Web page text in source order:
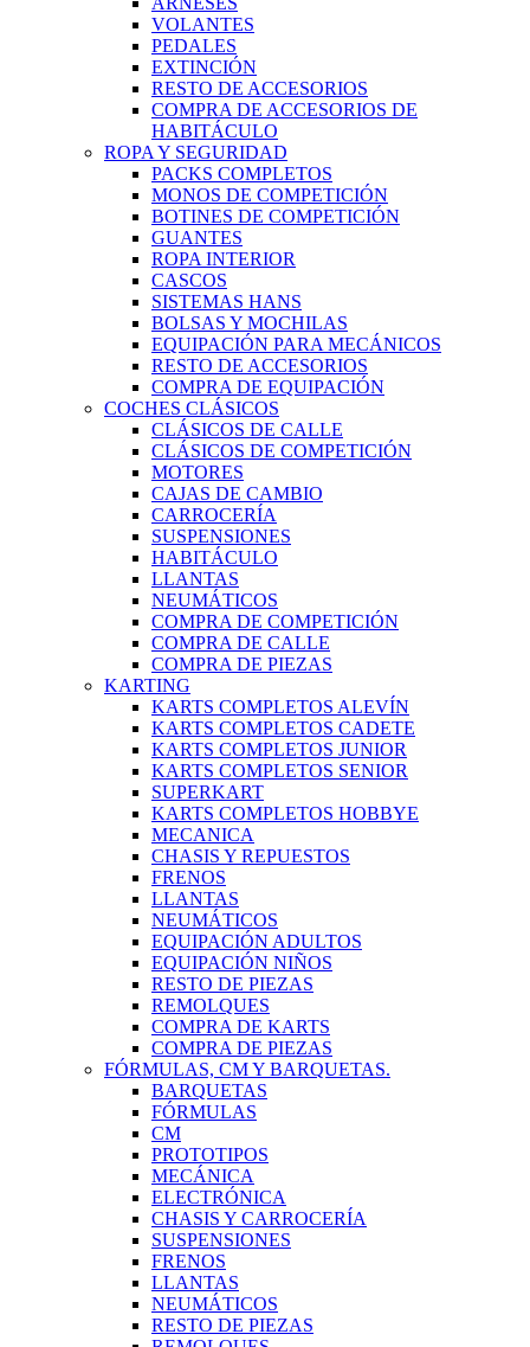
VOLANTES
PEDALES
EXTINCIÓN
RESTO DE ACCESORIOS
COMPRA DE ACCESORIOS DE
HABITÁCULO
ROPA Y SEGURIDAD
PACKS COMPLETOS
MONOS DE COMPETICIÓN
BOTINES DE COMPETICIÓN
GUANTES
ROPA INTERIOR
CASCOS
SISTEMAS HANS
BOLSAS Y MOCHILAS
EQUIPACIÓN PARA MECÁNICOS
RESTO DE ACCESORIOS
COMPRA DE EQUIPACIÓN
COCHES CLÁSICOS
CLÁSICOS DE CALLE
CLÁSICOS DE COMPETICIÓN
MOTORES
CAJAS DE CAMBIO
CARROCERÍA
SUSPENSIONES
HABITÁCULO
LLANTAS
NEUMÁTICOS
COMPRA DE COMPETICIÓN
COMPRA DE CALLE
COMPRA DE PIEZAS
KARTING
KARTS COMPLETOS ALEVÍN
KARTS COMPLETOS CADETE
KARTS COMPLETOS JUNIOR
KARTS COMPLETOS SENIOR
SUPERKART
KARTS COMPLETOS HOBBYE
MECANICA
CHASIS Y REPUESTOS
FRENOS
LLANTAS
NEUMÁTICOS
EQUIPACIÓN ADULTOS
EQUIPACIÓN NIÑOS
RESTO DE PIEZAS
REMOLQUES
COMPRA DE KARTS
COMPRA DE PIEZAS
FÓRMULAS, CM Y BARQUETAS.
BARQUETAS
FÓRMULAS
CM
PROTOTIPOS
MECÁNICA
ELECTRÓNICA
CHASIS Y CARROCERÍA
SUSPENSIONES
FRENOS
LLANTAS
NEUMÁTICOS
RESTO DE PIEZAS